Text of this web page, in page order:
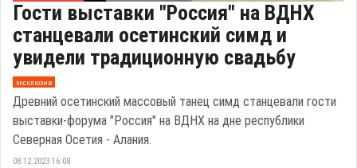
Гости выставки "Россия" на ВДНХ
станцевали осетинский симд и
увидели традиционную свадьбу
эксклюзив
Древний осетинский массовый танец симд станцевали гости
выставки-форума "Россия" на ВДНХ на дне республики
Северная Осетия - Алания.
08.12.2023 16:08